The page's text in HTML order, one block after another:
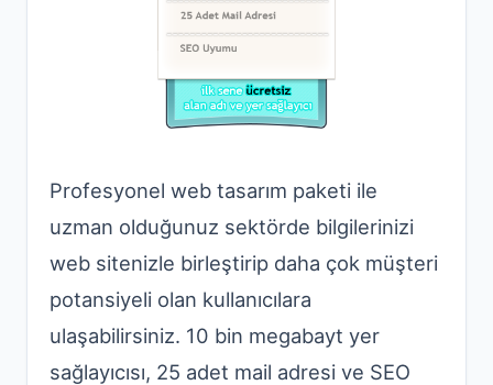
Profesyonel web tasarım paketi ile
uzman olduğunuz sektörde bilgilerinizi
web sitenizle birleştirip daha çok müşteri
potansiyeli olan kullanıcılara
ulaşabilirsiniz. 10 bin megabayt yer
sağlayıcısı, 25 adet mail adresi ve SEO